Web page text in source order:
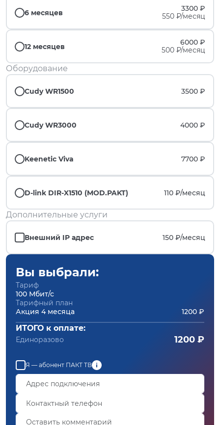
6 месяцев
3300 ₽
550 ₽/месяц
12 месяцев
6000 ₽
500 ₽/месяц
Оборудование
Cudy WR1500 3500 ₽
Cudy WR3000 4000 ₽
Keenetic Viva 7700 ₽
D-link DIR-X1510 (MOD.PAKT) 110 ₽/месяц
Дополнительные услуги
Внешний IP адрес 150 ₽/месяц
Вы выбрали:
Тариф
100 Мбит/с
Тарифный план
Акция 4 месяца
1200 ₽
ИТОГО к оплате:
Единоразово 1200 ₽
Я — абонент ПАКТ ТВ